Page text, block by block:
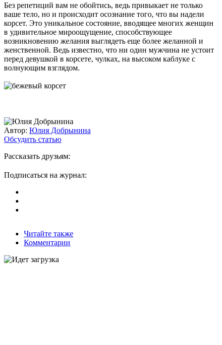
Без репетиций вам не обойтись, ведь привыкает не только
ваше тело, но и происходит осознание того, что вы надели
корсет. Это уникальное состояние, вводящее многих женщин
в удивительное мироощущение, способствующее
возникновению желания выглядеть еще более желанной и
женственной. Ведь известно, что ни один мужчина не устоит
перед девушкой в корсете, чулках, на высоком каблуке с
волнующим взглядом.
Автор: Юлия Добрынина
Обсудить статью
Рассказать друзьям:
Подписаться на журнал:
Читайте также
Комментарии